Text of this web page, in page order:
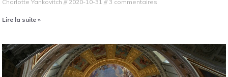
Charlotte Yankovitch 2020-10-31 3 commentaires
Lire la suite »